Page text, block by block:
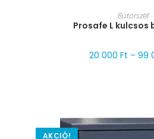
MÉRETBútorszéf
Prosafe L kulcsos
20 000 Ft – 99
AKCIÓ!